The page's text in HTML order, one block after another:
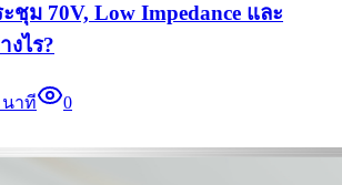
ชุม 70V, Low Impedance และ
งไร?
นาที 0